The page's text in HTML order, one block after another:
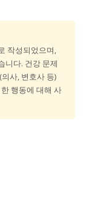
작성되었으며,
니다. 건강 문제
사, 변호사 등)
행동에 대해 사